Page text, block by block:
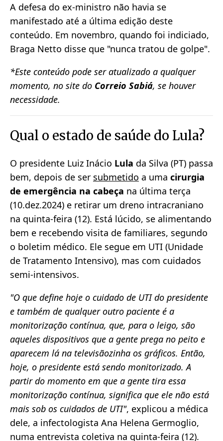
A defesa do ex-ministro não havia se
manifestado até a última edição deste
conteúdo. Em novembro, quando foi indiciado,
Braga Netto disse que "nunca tratou de golpe".
*Este conteúdo pode ser atualizado a qualquer
momento, no site do Correio Sabiá, se houver
necessidade.
Qual o estado de saúde do Lula?
O presidente Luiz Inácio Lula da Silva (PT) passa
bem, depois de ser submetido a uma cirurgia
de emergência na cabeça na última terça
(10.dez.2024) e retirar um dreno intracraniano
na quinta-feira (12). Está lúcido, se alimentando
bem e recebendo visita de familiares, segundo
o boletim médico. Ele segue em UTI (Unidade
de Tratamento Intensivo), mas com cuidados
semi-intensivos.
"O que define hoje o cuidado de UTI do presidente
e também de qualquer outro paciente é a
monitorização contínua, que, para o leigo, são
aqueles dispositivos que a gente prega no peito e
aparecem lá na televisãozinha os gráficos. Então,
hoje, o presidente está sendo monitorizado. A
partir do momento em que a gente tira essa
monitorização contínua, significa que ele não está
mais sob os cuidados de UTI", explicou a médica
dele, a infectologista Ana Helena Germoglio,
numa entrevista coletiva na quinta-feira (12).